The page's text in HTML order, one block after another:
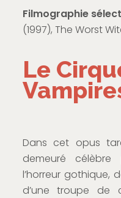
Filmographie
(1997), The Worst
Le
Dans cet opus
demeuré
l’horreur gothique,
d’une troupe de